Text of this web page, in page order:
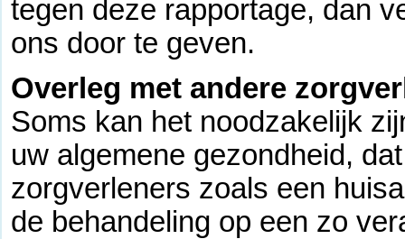
tegen deze rapportage, dan
ons door te geven.
Overleg met andere
Soms kan het noodzakelijk
uw algemene gezondheid,
zorgverleners zoals een
de behandeling op een zo